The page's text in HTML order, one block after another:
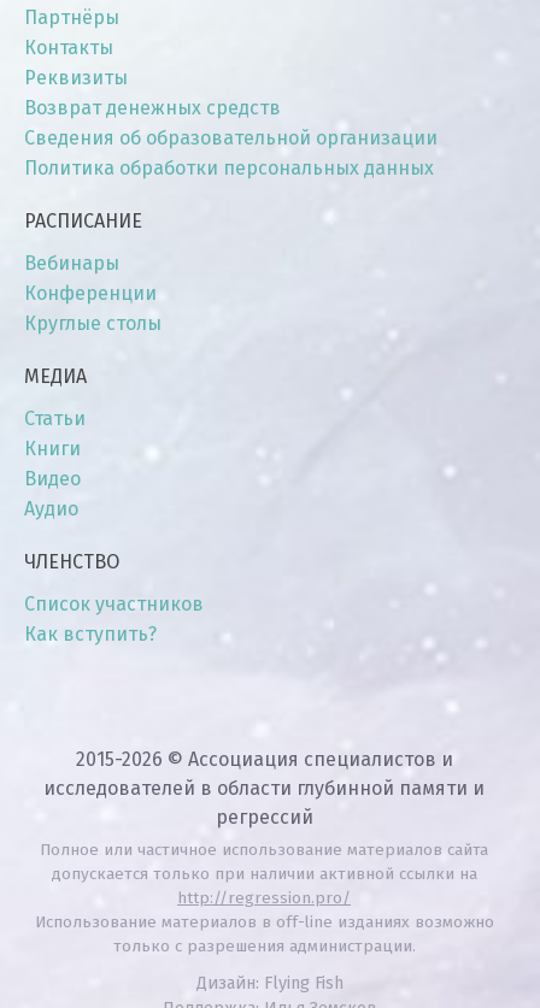
Партнёры
Контакты
Реквизиты
Возврат денежных средств
Сведения об образовательной организации
Политика обработки персональных данных
РАСПИСАНИЕ
Вебинары
Конференции
Круглые столы
МЕДИА
Статьи
Книги
Видео
Аудио
ЧЛЕНСТВО
Список участников
Как вступить?
2015-2026 © Ассоциация специалистов и
исследователей в области глубинной памяти и
регрессий
Полное или частичное использование материалов сайта
допускается только при наличии активной ссылки на
http://regression.pro/
Использование материалов в off-line изданиях возможно
только с разрешения администрации.
Дизайн: Flying Fish